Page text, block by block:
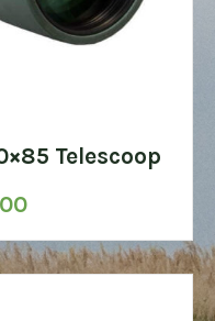
Telescoop